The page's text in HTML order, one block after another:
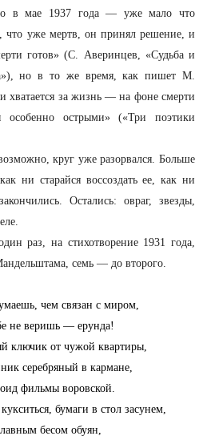
в мае 1937 года — уже мало что
что уже мертв, он принял решение, и
готов» (С. Аверинцев, «Судьба и
но в то же время, как пишет М.
хватается за жизнь — на фоне смерти
особенно острыми» («Три поэтики
круг уже разорвался. Больше
ни старайся воссоздать ее, как ни
Остались: овраг, звезды,
раз, на стихотворение 1931 года,
семь — до второго.
чем связан с миром,
не веришь — ерунда!
ключик от чужой квартиры,
серебряный в кармане,
фильмы воровской.
бумаги в стол засунем,
бесом обуян,